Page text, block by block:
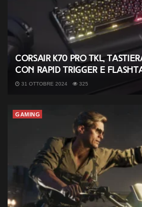
Corsair K70 PRO TKL,
con Rapid Trigger e
31 OTTOBRE 2024 325
GAMING